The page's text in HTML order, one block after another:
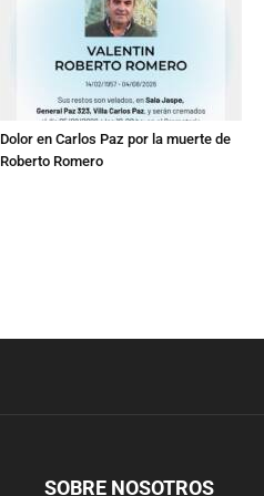
Dolor en Carlos Paz por la muerte de
Roberto Romero
SOBRE NOSOTROS